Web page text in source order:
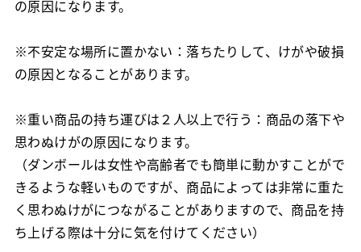
の原因になります。
※不安定な場所に置かない：落ちたりして、けがや破損
の原因となることがあります。
※重い商品の持ち運びは２人以上で行う：商品の落下や
思わぬけがの原因になります。
（ダンボールは女性や高齢者でも簡単に動かすことがで
きるような軽いものですが、商品によっては非常に重た
く思わぬけがにつながることがありますので、商品を持
ち上げる際は十分に気を付けてください）